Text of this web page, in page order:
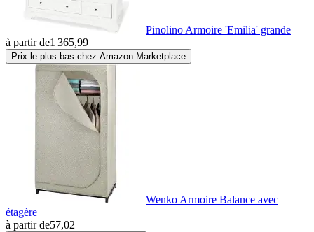
Pinolino Armoire 'Emilia' grande
à partir de1 365,99
Prix le plus bas chez Amazon Marketplace
Wenko Armoire Balance avec
étagère
à partir de57,02